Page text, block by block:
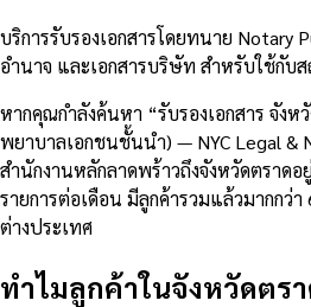
บริการรับรองเอกสารโดยทนาย
อำนาจ และเอกสารบริษัท สำหรับใช้กับ
หากคุณกำลังค้นหา “รับรองเอกสาร จัง
พยาบาลเอกชนชั้นนำ) — NYC Legal &
สำนักงานหลักลาดพร้าวถึงจังหวัดตราดอ
รายการต่อเดือน มีลูกค้ารวมแล้วมากกว่
ต่างประเทศ
ทำไมลูกค้าในจังหวัดตร